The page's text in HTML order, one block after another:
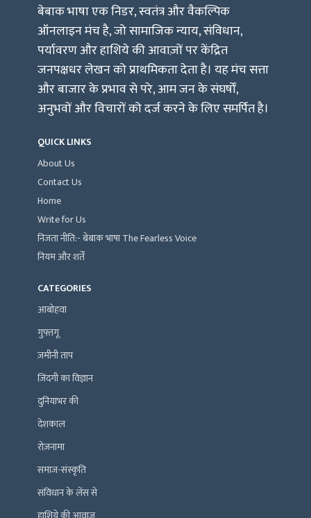
बेबाक भाषा एक निडर, स्वतंत्र और वैकल्पिक
ऑनलाइन मंच है, जो सामाजिक न्याय, संविधान,
पर्यावरण और हाशिये की आवाज़ों पर केंद्रित
जनपक्षधर लेखन को प्राथमिकता देता है। यह मंच सत्ता
और बाजार के प्रभाव से परे, आम जन के संघर्षों,
अनुभवों और विचारों को दर्ज करने के लिए समर्पित है।
QUICK LINKS
About Us
Contact Us
Home
Write for Us
निजता नीति:- बेबाक भाषा The Fearless Voice
नियम और शर्तें
CATEGORIES
आबोहवा
गुफ़्तगू
ज़मीनी ताप
ज़िंदगी का विज्ञान
दुनियाभर की
देशकाल
रोज़नामा
समाज-संस्कृति
संविधान के लेंस से